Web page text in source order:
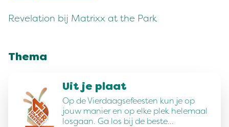
Revelation bij Matrixx at the Park
Thema
Uit je plaat
Op de Vierdaagsefeesten kun je op
jouw manier en op elke plek helemaal
losgaan. Ga los bij de beste…